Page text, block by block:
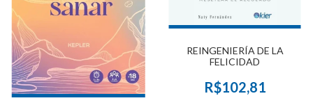
REINGENIERÍA DE LA
FELICIDAD
R$102,81